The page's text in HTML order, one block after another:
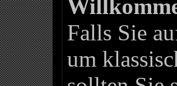
Falls Sie
um